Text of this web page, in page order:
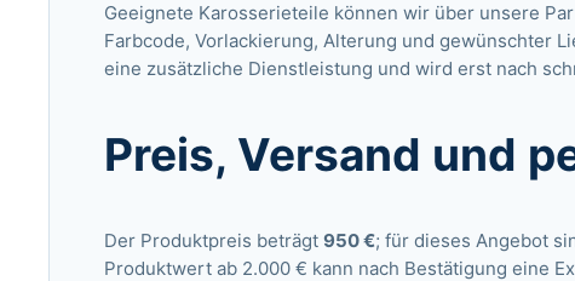
Geeignete Karosserieteile können wir über unsere
Farbcode, Vorlackierung, Alterung und gewünschter
eine zusätzliche Dienstleistung und wird erst nach
Preis, Versand und
Der Produktpreis beträgt950 €; für dieses Angebot
Produktwert ab 2.000 € kann nach Bestätigung eine